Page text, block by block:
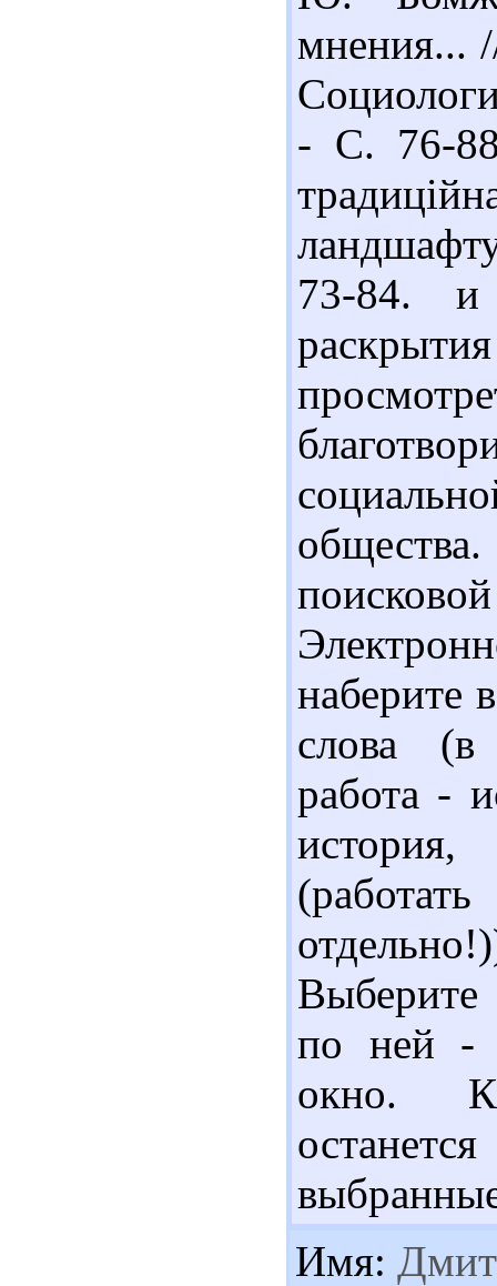
мнения...
- С. 76-
73-84.
наберите
слова (в
работа -
история,
по ней -
окно.
Имя: